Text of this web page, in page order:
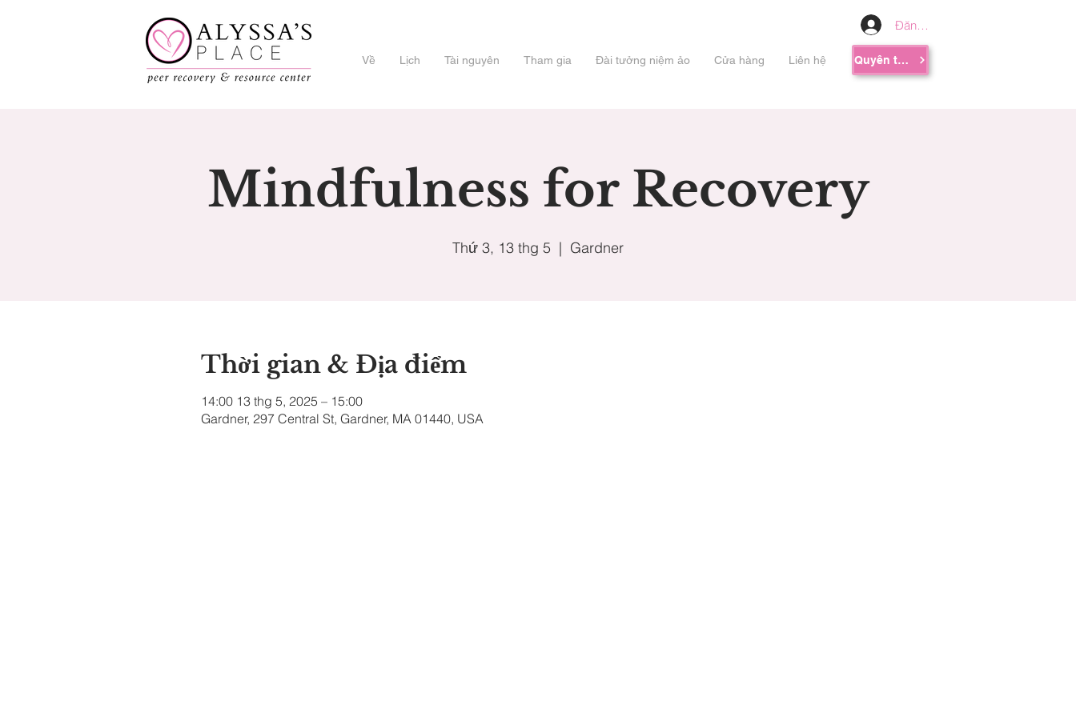
Đăng nhập
Về Lịch Tài nguyên Tham gia Đài tưởng niệm ảo Cửa hàng Liên hệ Quyên tặng
Mindfulness for Recovery
Thứ 3, 13 thg 5
  |
Gardner
Thời gian & Địa điểm
14:00 13 thg 5, 2025 – 15:00
Gardner, 297 Central St, Gardner, MA 01440, USA